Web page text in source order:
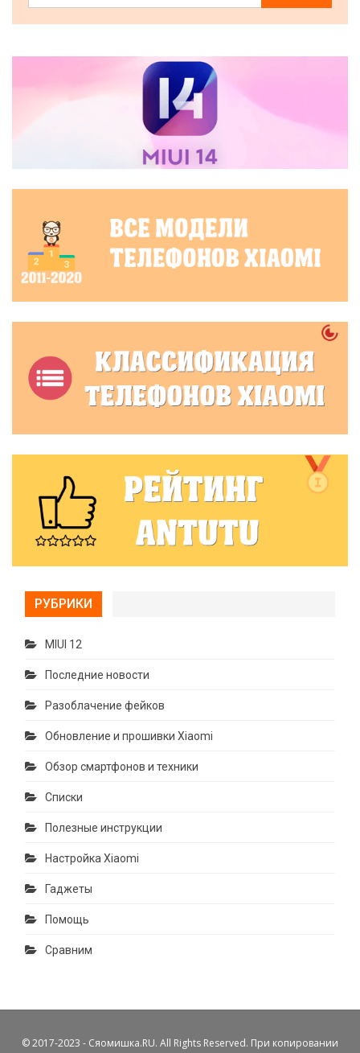
РУБРИКИ
MIUI 12
Последние новости
Разоблачение фейков
Обновление и прошивки Xiaomi
Обзор смартфонов и техники
Списки
Полезные инструкции
Настройка Xiaomi
Гаджеты
Помощь
Сравним
© 2017-2023 - Сяомишка.RU. All Rights Reserved. При копировании